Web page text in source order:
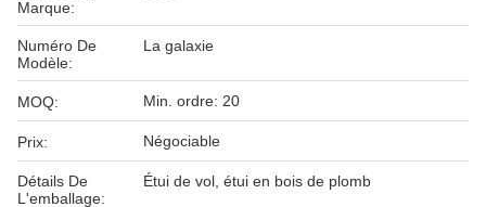
Marque:
Numéro De
Modèle:
La galaxie
MOQ: Min. ordre: 20
Prix: Négociable
Détails De
L'emballage:
Étui de vol, étui en bois de plomb